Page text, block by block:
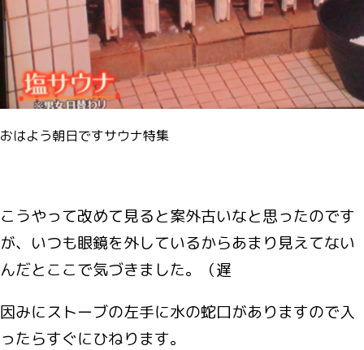
おはよう朝日ですサウナ特集
こうやって改めて見ると案外古いなと思ったのです
が、いつも眼鏡を外しているからあまり見えてない
んだとここで気づきました。（遅
因みにストーブの左手に水の蛇口がありますので入
ったらすぐにひねります。